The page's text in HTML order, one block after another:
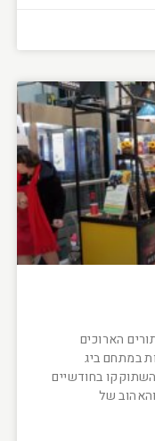
הארוכים
במתחם ביג
בחודשיים
של